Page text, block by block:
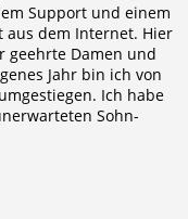
Support und einem
dem Internet. Hier
geehrte Damen und
Jahr bin ich von
Ich habe
Sohn-